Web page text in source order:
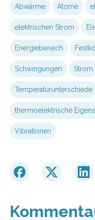
Abwärme Atome
elektrischen Strom
Energiebereich
Schwingungen Strom
Temperaturunterschiede
thermoelektrische
Vibrationen